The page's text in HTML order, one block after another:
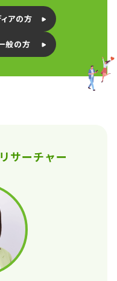
アの方
般の方
リサーチャー